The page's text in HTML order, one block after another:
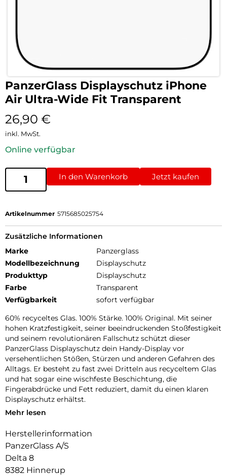
PanzerGlass Displayschutz iPhone
Air Ultra-Wide Fit Transparent
26,90 €
inkl. MwSt.
Online verfügbar
In den Warenkorb Jetzt kaufen
Artikelnummer 5715685025754
Zusätzliche Informationen
Marke
Panzerglass
Modellbezeichnung
Displayschutz
Produkttyp
Displayschutz
Farbe
Transparent
Verfügbarkeit
sofort verfügbar
60% recyceltes Glas. 100% Stärke. 100% Original. Mit seiner
hohen Kratzfestigkeit, seiner beeindruckenden Stoßfestigkeit
und seinem revolutionären Fallschutz schützt dieser
PanzerGlass Displayschutz dein Handy-Display vor
versehentlichen Stößen, Stürzen und anderen Gefahren des
Alltags. Er besteht zu fast zwei Dritteln aus recyceltem Glas
und hat sogar eine wischfeste Beschichtung, die
Fingerabdrücke und Fett reduziert, damit du einen klaren
Displayschutz erhältst.
Mit dem beiliegenden EasyAligner aus 100 % recyceltem
noch einfacher zu machen, haben wir eine Schritt-für-
Schritt-Anleitung und einen QR-Code für den schnellen
Zugriff auf unser Online-Anleitungsvideo beigefügt. Und
denk dran: Einmal installiert, musst du nie wieder befürchten,
Mehr lesen
Herstellerinformation
PanzerGlass A/S
Delta 8
8382 Hinnerup